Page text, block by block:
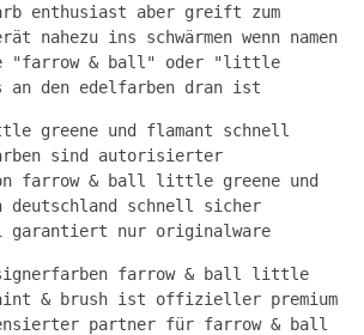
enthusiast aber greift zum
nahezu ins schwärmen wenn namen
"farrow & ball" oder "little
an den edelfarben dran ist
greene und flamant schnell
sind autorisierter
farrow & ball little greene und
deutschland schnell sicher
garantiert nur originalware
farrow & ball little
& brush ist offizieller premium
partner für farrow & ball